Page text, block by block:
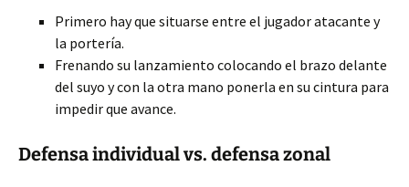
Primero hay que situarse entre el jugador atacante y
la portería.
Frenando su lanzamiento colocando el brazo delante
del suyo y con la otra mano ponerla en su cintura para
impedir que avance.
Defensa individual vs. defensa zonal